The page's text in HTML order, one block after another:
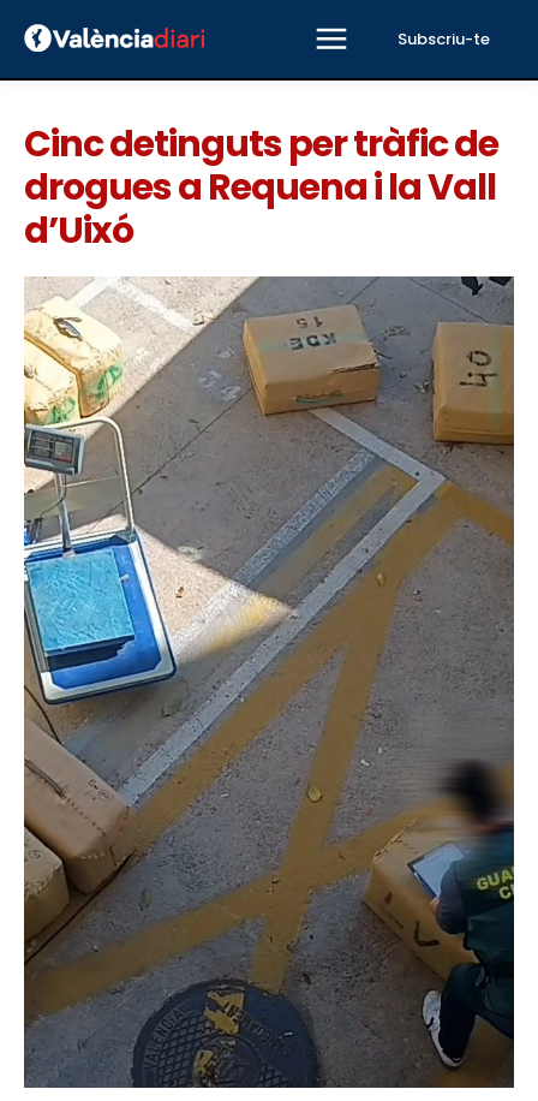
Subscriu-te
Cinc detinguts per tràfic de
drogues a Requena i la Vall
d’Uixó